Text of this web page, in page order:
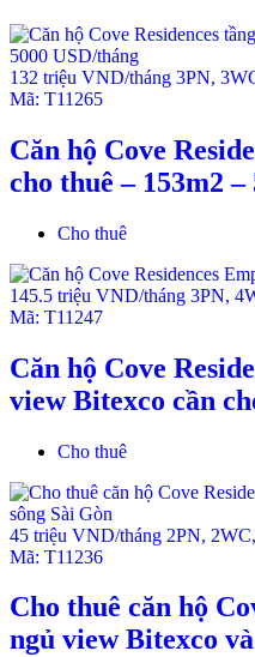
132 triệu VND/tháng 3PN,
Mã: T11265
Căn hộ Cove
cho thuê – 153m2
Cho thuê
145.5 triệu VND/tháng 3PN,
Mã: T11247
Căn hộ Cove
view Bitexco cần
Cho thuê
45 triệu VND/tháng 2PN, 2WC,
Mã: T11236
Cho thuê căn hộ
ngủ view Bitexco